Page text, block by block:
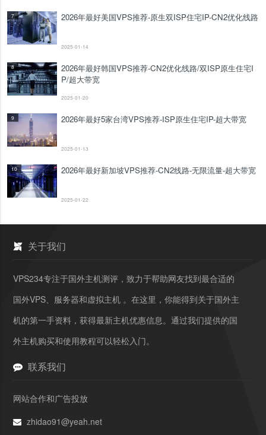
7 2026年最好美国VPS推荐-原生双ISP住宅IP-CN2优化线路
2025-01-14
8
2026年最好韩国VPS推荐-CN2优化线路/双ISP原生住宅I
P/超大带宽
2025-01-20
9 2026年最好5家台湾VPS推荐-ISP原生住宅IP-超大带宽
2025-01-13
10 2026年最好新加坡VPS推荐-CN2线路-无限流量-超大带宽
2025-01-22
关于我们
VPS234专注于国外主机测评，致力于帮助网友找到最合适的
国外VPS、服务器和虚拟主机 。在这里，你能得到关于国外主
机的第一手资料，获得最新主机优惠信息。通过我们提供的国
外主机购买和使用教程可以轻松入门。
联系我们
网站合作和广告投放
zhidao91@yeah.net